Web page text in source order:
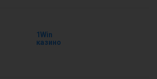
1Win
казино